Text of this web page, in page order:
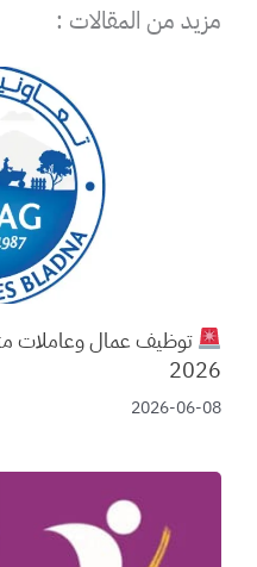
مزيد من المقالات :
توظيف عمال وعاملات
2026
2026-06-08